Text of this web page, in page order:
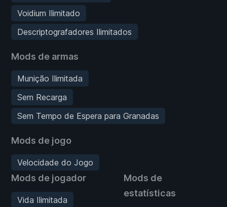
Voidium Ilimitado
Descriptografadores Ilimitados
Mods de armas
Munição Ilimitada
Sem Recarga
Sem Tempo de Espera para Granadas
Mods de jogo
Velocidade do Jogo
Mods de jogador
Vida Ilimitada
Mods de
estatísticas